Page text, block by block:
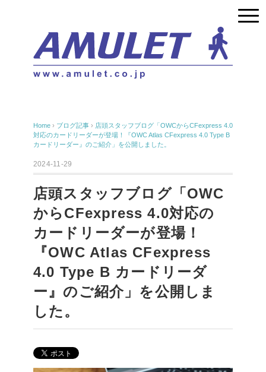
Home › ブログ記事 › 店頭スタッフブログ「OWCからCFexpress 4.0
対応のカードリーダーが登場！『OWC Atlas CFexpress 4.0 Type B
カードリーダー』のご紹介」を公開しました。
2024-11-29
店頭スタッフブログ「OWC
からCFexpress 4.0対応の
カードリーダーが登場！
『OWC Atlas CFexpress
4.0 Type B カードリーダ
ー』のご紹介」を公開しま
した。